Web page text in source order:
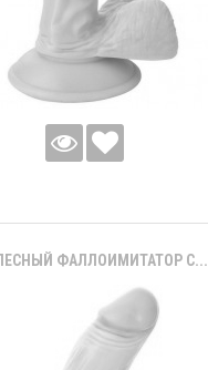
ФАЛЛОИМИТАТОР С...